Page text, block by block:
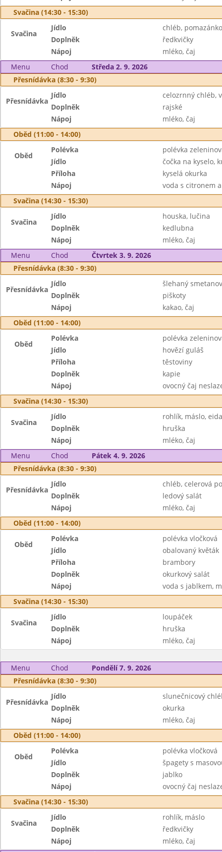
Svačina (14:30 - 15:30)
Svačina
Jídlo
chléb,
Doplněk
ředkvičky
Nápoj
mléko, čaj
Menu
Chod
Středa 2. 9. 2026
Přesnídávka (8:30 - 9:30)
Přesnídávka
Jídlo
celozrnný chléb,
Doplněk
rajské
Nápoj
mléko, čaj
Oběd (11:00 - 14:00)
Oběd
Polévka
polévka
Jídlo
čočka na kyselo,
Příloha
kyselá okurka
Nápoj
voda s citronem
Svačina (14:30 - 15:30)
Svačina
Jídlo
houska, lučina
Doplněk
kedlubna
Nápoj
mléko, čaj
Menu
Chod
Čtvrtek 3. 9. 2026
Přesnídávka (8:30 - 9:30)
Přesnídávka
Jídlo
šlehaný
Doplněk
piškoty
Nápoj
kakao, čaj
Oběd (11:00 - 14:00)
Oběd
Polévka
polévka
Jídlo
hovězí guláš
Příloha
těstoviny
Doplněk
kapie
Nápoj
ovocný čaj
Svačina (14:30 - 15:30)
Svačina
Jídlo
rohlík, máslo,
Doplněk
hruška
Nápoj
mléko, čaj
Menu
Chod
Pátek 4. 9. 2026
Přesnídávka (8:30 - 9:30)
Přesnídávka
Jídlo
chléb, celerová
Doplněk
ledový salát
Nápoj
mléko, čaj
Oběd (11:00 - 14:00)
Oběd
Polévka
polévka vločková
Jídlo
obalovaný květák
Příloha
brambory
Doplněk
okurkový salát
Nápoj
voda s jablkem,
Svačina (14:30 - 15:30)
Svačina
Jídlo
loupáček
Doplněk
hruška
Nápoj
mléko, čaj
Menu Chod
Pondělí 7. 9. 2026
Přesnídávka (8:30 - 9:30)
Přesnídávka
Jídlo
slunečnicový
Doplněk
okurka
Nápoj
mléko, čaj
Oběd (11:00 - 14:00)
Oběd
Polévka
polévka vločková
Jídlo
špagety s
Doplněk
jablko
Nápoj
ovocný čaj
Svačina (14:30 - 15:30)
Svačina
Jídlo
rohlík, máslo
Doplněk
ředkvičky
Nápoj
mléko, čaj